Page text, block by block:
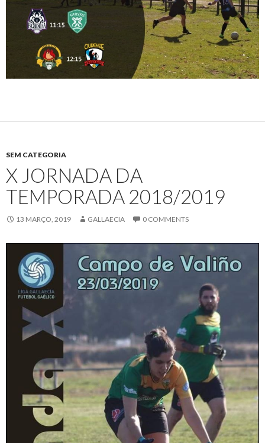
SEM CATEGORIA
X JORNADA DA
TEMPORADA 2018/2019
13 MARÇO, 2019 GALLAECIA 0 COMMENTS